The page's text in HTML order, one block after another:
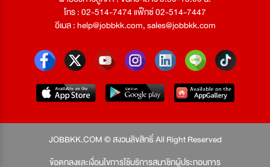
โทร : 02-514-7474 แฟ็กซ์ 02-514-7447
อีเมล :help@jobbkk.com,sales@jobbkk.com
JOBBKK.COM © สงวนลิขสิทธิ์ All Right Reserved
ข้อตกลงและเงื่อนไขการใช้บริการสมาชิกผู้ประกอบการ